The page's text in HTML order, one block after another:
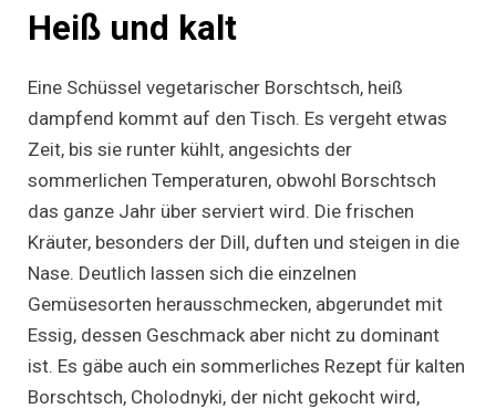
Heiß und kalt
Eine Schüssel vegetarischer Borschtsch, heiß
dampfend kommt auf den Tisch. Es vergeht etwas
Zeit, bis sie runter kühlt, angesichts der
sommerlichen Temperaturen, obwohl Borschtsch
das ganze Jahr über serviert wird. Die frischen
Kräuter, besonders der Dill, duften und steigen in die
Nase. Deutlich lassen sich die einzelnen
Gemüsesorten herausschmecken, abgerundet mit
Essig, dessen Geschmack aber nicht zu dominant
ist. Es gäbe auch ein sommerliches Rezept für kalten
Borschtsch, Cholodnyki, der nicht gekocht wird,